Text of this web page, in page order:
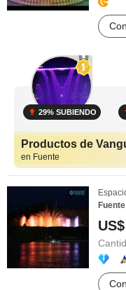
29% SUBIENDO
Productos de
en Fuente
Fuente